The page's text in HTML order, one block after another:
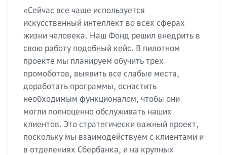
«Сейчас все чаще используется
искусственный интеллект во всех сферах
жизни человека. Наш Фонд решил внедрить в
свою работу подобный кейс. В пилотном
проекте мы планируем обучить трех
промоботов, выявить все слабые места,
доработать программы, оснастить
необходимым функционалом, чтобы они
могли полноценно обслуживать наших
клиентов. Это стратегически важный проект,
поскольку мы взаимодействуем с клиентами и
в отделениях Сбербанка, и на крупных